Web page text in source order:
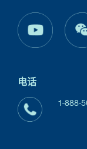
电话
1-888-